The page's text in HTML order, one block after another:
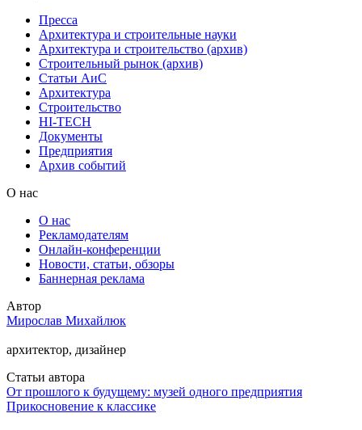
Пресса
Архитектура и строительные науки
Архитектура и строительство (архив)
Строительный рынок (архив)
Статьи АиС
Архитектура
Строительство
HI-TECH
Документы
Предприятия
Архив событий
О нас
О нас
Рекламодателям
Онлайн-конференции
Новости, статьи, обзоры
Баннерная реклама
Автор
Мирослав Михайлюк
архитектор, дизайнер
Статьи автора
От прошлого к будущему: музей одного предприятия
Прикосновение к классике